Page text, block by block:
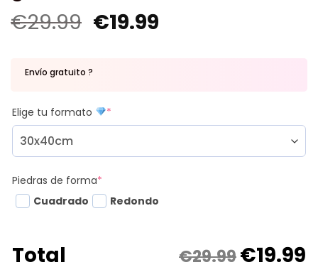
€29.99 €19.99
Envío gratuito ?
Elige tu formato *
Piedras de forma*
Cuadrado
Redondo
Total €29.99€19.99